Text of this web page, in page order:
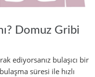
Domuz Gribi
ediyorsanız bulaşıcı bir
süresi ile hızlı